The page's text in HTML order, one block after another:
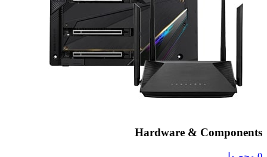
Hardware & Components